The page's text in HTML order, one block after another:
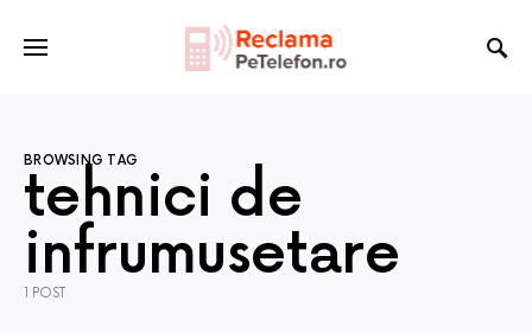
BROWSING TAG
tehnici de
infrumusetare
1 POST